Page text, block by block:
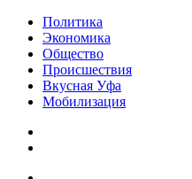
Политика
Экономика
Общество
Происшествия
Вкусная Уфа
Мобилизация